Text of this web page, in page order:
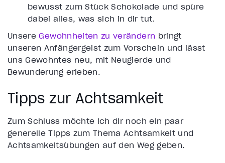
bewusst zum Stück Schokolade und spüre
dabei alles, was sich in dir tut.
UnsereGewohnheiten zu verändern bringt
unseren Anfängergeist zum Vorschein und lässt
uns Gewohntes neu, mit Neugierde und
Bewunderung erleben.
Tipps zur Achtsamkeit
Zum Schluss möchte ich dir noch ein paar
generelle Tipps zum Thema Achtsamkeit und
Achtsamkeitsübungen auf den Weg geben.